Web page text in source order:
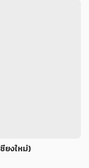
ยงใหม่)